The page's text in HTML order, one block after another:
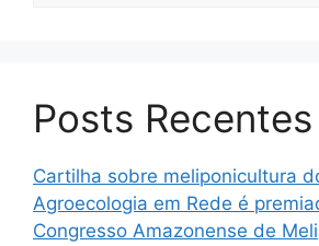
Posts Recentes
Cartilha sobre meliponicultura
Agroecologia em Rede é
Congresso Amazonense de